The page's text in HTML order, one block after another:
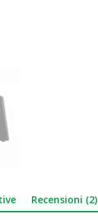
Recensioni (2)